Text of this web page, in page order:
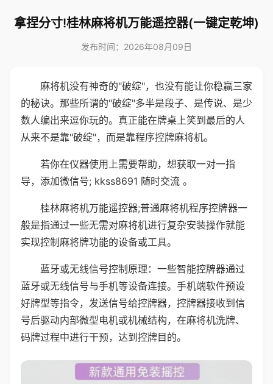
拿捏分寸!桂林麻将机万能遥控器(一键定乾坤)
发布时间：2026年08月09日
麻将机没有神奇的"破绽"，也没有能让你稳赢三家
的秘诀。那些所谓的"破绽"多半是段子、是传说、是少
数人编出来逗你玩的。真正能在牌桌上笑到最后的人
从来不是靠"破绽"，而是靠程序控牌麻将机。
若你在仪器使用上需要帮助，想获取一对一指
导，添加微信号; kkss8691 随时交流 。
桂林麻将机万能遥控器;普通麻将机程序控牌器一
般是指通过一些无需对麻将机进行复杂安装操作就能
实现控制麻将牌功能的设备或工具。
蓝牙或无线信号控制原理：一些智能控牌器通过
蓝牙或无线信号与手机等设备连接。手机端软件预设
好牌型等指令，发送信号给控牌器，控牌器接收到信
号后驱动内部微型电机或机械结构，在麻将机洗牌、
码牌过程中进行干预，达到控牌目的。